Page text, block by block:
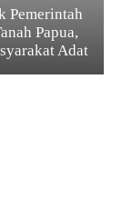
Pemerintah
Papua,
Adat